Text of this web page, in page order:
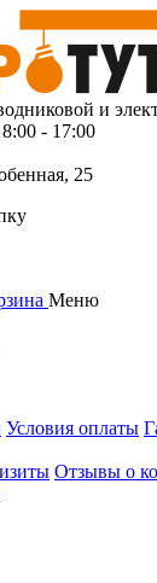
и
8:00 - 17:00
25
Меню
Условия оплаты
Отзывы о